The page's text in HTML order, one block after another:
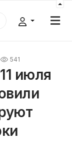
541
июля